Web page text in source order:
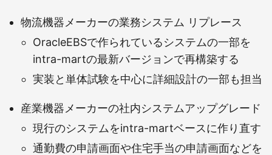
物流機器メーカーの業務システム リプレース
OracleEBSで作られているシステムの一部を
intra-martの最新バージョンで再構築する
実装と単体試験を中心に詳細設計の一部も担当
産業機器メーカーの社内システムアップグレード
現行のシステムをintra-martベースに作り直す
通勤費の申請画面や住宅手当の申請画面などを